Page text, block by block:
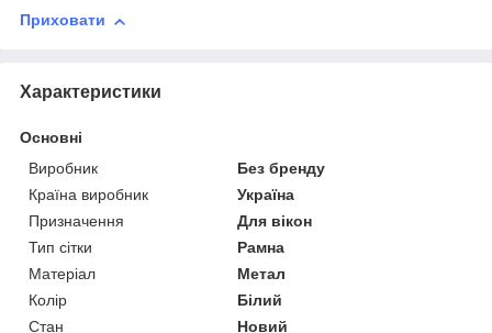
Приховати
Характеристики
Основні
Виробник
Без бренду
Країна виробник
Україна
Призначення
Для вікон
Тип сітки
Рамна
Матеріал
Метал
Колір
Білий
Стан
Новий